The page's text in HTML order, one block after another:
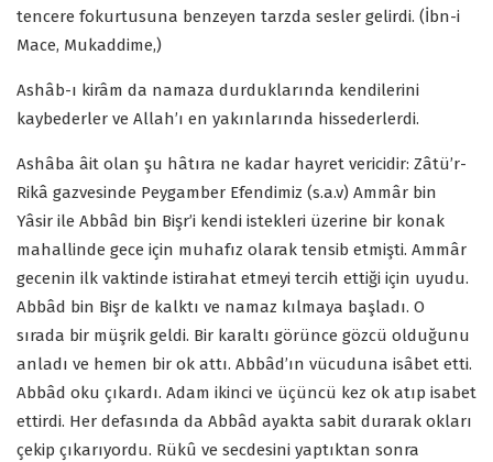
tencere fokurtusuna benzeyen tarzda sesler gelirdi. (İbn-i
Mace, Mukaddime,)
Ashâb-ı kirâm da namaza durduklarında kendilerini
kaybederler ve Allah’ı en yakınlarında hissederlerdi.
Ashâba âit olan şu hâtıra ne kadar hayret vericidir: Zâtü’r-
Rikâ gazvesinde Peygamber Efendimiz (s.a.v) Ammâr bin
Yâsir ile Abbâd bin Bişr’i kendi istekleri üzerine bir konak
mahallinde gece için muhafız olarak tensib etmişti. Ammâr
gecenin ilk vaktinde istirahat etmeyi tercih ettiği için uyudu.
Abbâd bin Bişr de kalktı ve namaz kılmaya başladı. O
sırada bir müşrik geldi. Bir karaltı görünce gözcü olduğunu
anladı ve hemen bir ok attı. Abbâd’ın vücuduna isâbet etti.
Abbâd oku çıkardı. Adam ikinci ve üçüncü kez ok atıp isabet
ettirdi. Her defasında da Abbâd ayakta sabit durarak okları
çekip çıkarıyordu. Rükû ve secdesini yaptıktan sonra